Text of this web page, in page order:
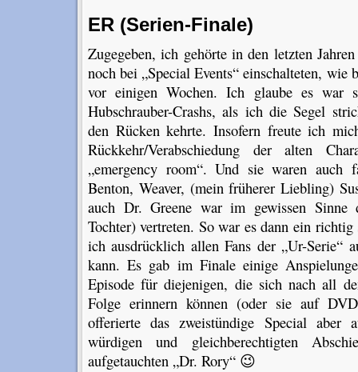
ER (Serien-Finale)
Zugegeben, ich gehörte in den letzten
noch bei „Special Events“ einschalteten, wie
vor einigen Wochen. Ich glaube es war
Hubschrauber-Crashs, als ich die Segel
den Rücken kehrte. Insofern freute ich
Rückkehr/Verabschiedung der alten
„emergency room“. Und sie waren auch
Benton, Weaver, (mein früherer Liebling)
auch Dr. Greene war im gewissen Sinne
Tochter) vertreten. So war es dann ein
ich ausdrücklich allen Fans der „Ur-Serie“
kann. Es gab im Finale einige
Episode für diejenigen, die sich nach all
Folge erinnern können (oder sie auf
offerierte das zweistündige Special aber
würdigen und gleichberechtigten
aufgetauchten „Dr. Rory“ 😉